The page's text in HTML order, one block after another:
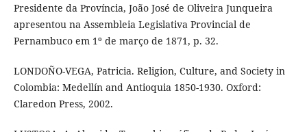
Presidente da Província, João José de Oliveira Junqueira
apresentou na Assembleia Legislativa Provincial de
Pernambuco em 1º de março de 1871, p. 32.
LONDOÑO-VEGA, Patricia. Religion, Culture, and Society in
Colombia: Medellín and Antioquia 1850-1930. Oxford:
Claredon Press, 2002.